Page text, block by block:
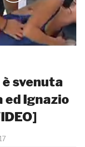
svenuta
ed Ignazio